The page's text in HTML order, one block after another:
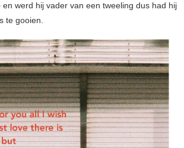
en werd hij vader van een tweeling dus had hij
te gooien.